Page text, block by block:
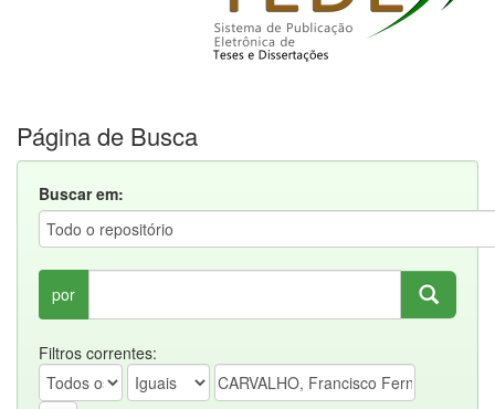
Página de Busca
Buscar em:
por
Filtros correntes: